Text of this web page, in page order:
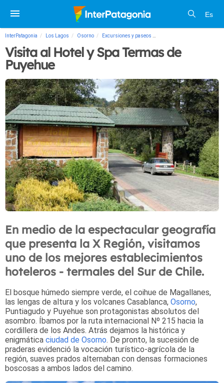
Es
InterPatagonia Los Lagos Osorno Excursiones y paseos
Visita al Hotel y Spa Termas de
Puyehue
En medio de la espectacular geografía
que presenta la X Región, visitamos
uno de los mejores establecimientos
hoteleros - termales del Sur de Chile.
El bosque húmedo siempre verde, el coihue de Magallanes,
las lengas de altura y los volcanes Casablanca, Osorno,
Puntiagudo y Puyehue son protagonistas absolutos del
asombro. Íbamos por la ruta internacional Nº 215 hacia la
cordillera de los Andes. Atrás dejamos la histórica y
enigmática ciudad de Osorno. De pronto, la sucesión de
praderas evidenció la vocación turístico-agrícola de la
región, suaves prados alternaban con densas formaciones
boscosas a ambos lados del camino.